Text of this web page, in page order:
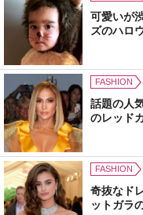
可愛いが
ズのハロ
FASHION
話題の人
のレッド
FASHION
奇抜なド
ットガラ